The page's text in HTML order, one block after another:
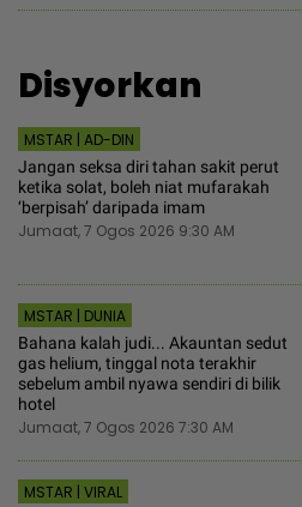
Disyorkan
MSTAR | AD-DIN
Jangan seksa diri tahan sakit perut
ketika solat, boleh niat mufarakah
‘berpisah’ daripada imam
Jumaat, 7 Ogos 2026 9:30 AM
MSTAR | DUNIA
Bahana kalah judi... Akauntan sedut
gas helium, tinggal nota terakhir
sebelum ambil nyawa sendiri di bilik
hotel
Jumaat, 7 Ogos 2026 7:30 AM
MSTAR | VIRAL